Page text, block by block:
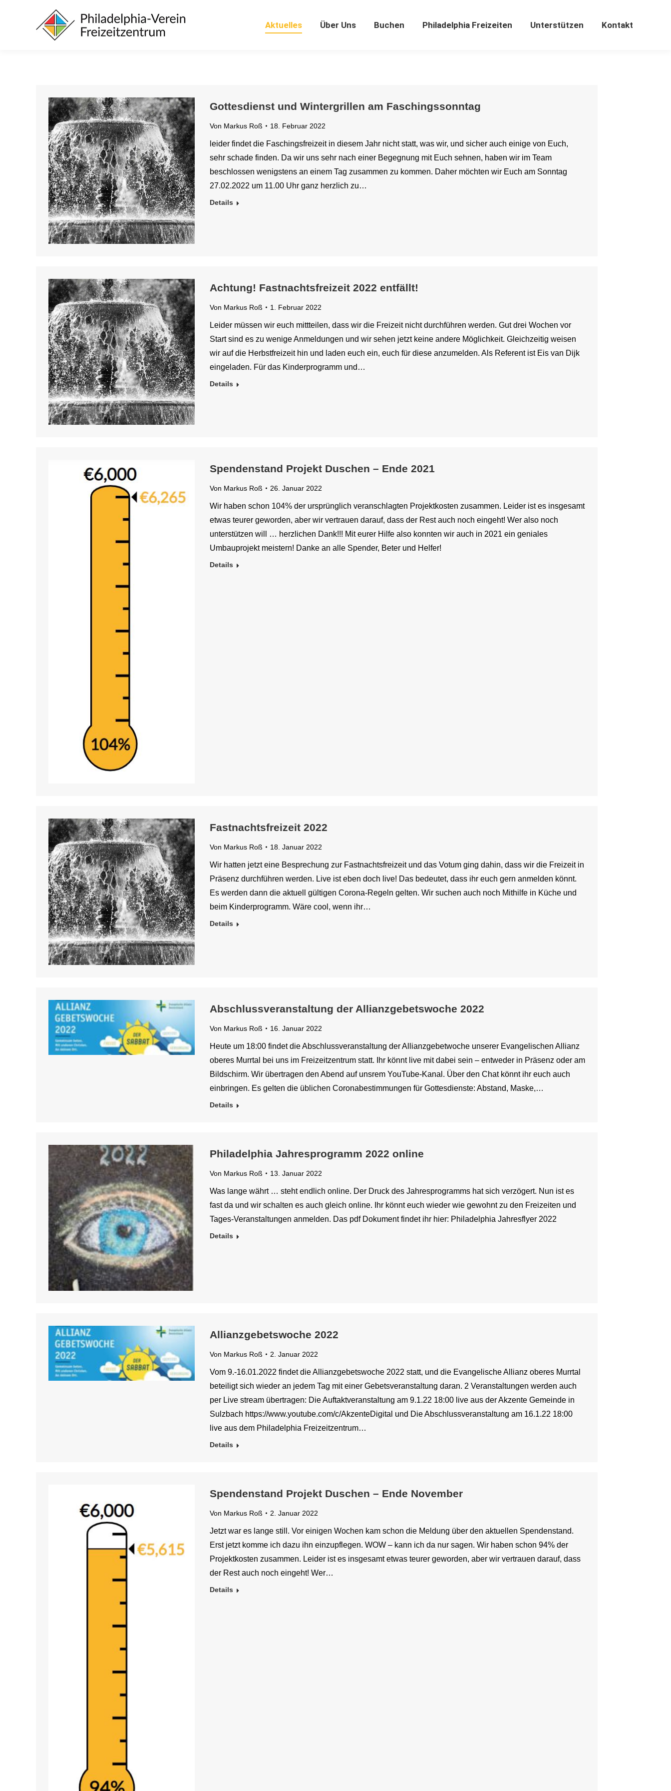
Aktuelles Über Uns Buchen Philadelphia Freizeiten Unterstützen Kontakt
Gottesdienst und Wintergrillen am Faschingssonntag
Von Markus Roß 18. Februar 2022
leider findet die Faschingsfreizeit in diesem Jahr nicht statt, was wir, und sicher auch einige von Euch,
sehr schade finden. Da wir uns sehr nach einer Begegnung mit Euch sehnen, haben wir im Team
beschlossen wenigstens an einem Tag zusammen zu kommen. Daher möchten wir Euch am Sonntag
27.02.2022 um 11.00 Uhr ganz herzlich zu…
Details
Achtung! Fastnachtsfreizeit 2022 entfällt!
Von Markus Roß 1. Februar 2022
Leider müssen wir euch mittteilen, dass wir die Freizeit nicht durchführen werden. Gut drei Wochen vor
Start sind es zu wenige Anmeldungen und wir sehen jetzt keine andere Möglichkeit. Gleichzeitig weisen
wir auf die Herbstfreizeit hin und laden euch ein, euch für diese anzumelden. Als Referent ist Eis van Dijk
eingeladen. Für das Kinderprogramm und…
Details
Spendenstand Projekt Duschen – Ende 2021
Von Markus Roß 26. Januar 2022
Wir haben schon 104% der ursprünglich veranschlagten Projektkosten zusammen. Leider ist es insgesamt
etwas teurer geworden, aber wir vertrauen darauf, dass der Rest auch noch eingeht! Wer also noch
unterstützen will … herzlichen Dank!!! Mit eurer Hilfe also konnten wir auch in 2021 ein geniales
Umbauprojekt meistern! Danke an alle Spender, Beter und Helfer!
Details
Fastnachtsfreizeit 2022
Von Markus Roß 18. Januar 2022
Wir hatten jetzt eine Besprechung zur Fastnachtsfreizeit und das Votum ging dahin, dass wir die Freizeit in
Präsenz durchführen werden. Live ist eben doch live! Das bedeutet, dass ihr euch gern anmelden könnt.
Es werden dann die aktuell gültigen Corona-Regeln gelten. Wir suchen auch noch Mithilfe in Küche und
beim Kinderprogramm. Wäre cool, wenn ihr…
Details
Abschlussveranstaltung der Allianzgebetswoche 2022
Von Markus Roß 16. Januar 2022
Heute um 18:00 findet die Abschlussveranstaltung der Allianzgebetwoche unserer Evangelischen Allianz
oberes Murrtal bei uns im Freizeitzentrum statt. Ihr könnt live mit dabei sein – entweder in Präsenz oder am
Bildschirm. Wir übertragen den Abend auf unsrem YouTube-Kanal. Über den Chat könnt ihr euch auch
einbringen. Es gelten die üblichen Coronabestimmungen für Gottesdienste: Abstand, Maske,…
Details
Philadelphia Jahresprogramm 2022 online
Von Markus Roß 13. Januar 2022
Was lange währt … steht endlich online. Der Druck des Jahresprogramms hat sich verzögert. Nun ist es
fast da und wir schalten es auch gleich online. Ihr könnt euch wieder wie gewohnt zu den Freizeiten und
Tages-Veranstaltungen anmelden. Das pdf Dokument findet ihr hier: Philadelphia Jahresflyer 2022
Details
Allianzgebetswoche 2022
Von Markus Roß 2. Januar 2022
Vom 9.-16.01.2022 findet die Allianzgebetswoche 2022 statt, und die Evangelische Allianz oberes Murrtal
beteiligt sich wieder an jedem Tag mit einer Gebetsveranstaltung daran. 2 Veranstaltungen werden auch
per Live stream übertragen: Die Auftaktveranstaltung am 9.1.22 18:00 live aus der Akzente Gemeinde in
Sulzbach https://www.youtube.com/c/AkzenteDigital und Die Abschlussveranstaltung am 16.1.22 18:00
live aus dem Philadelphia Freizeitzentrum…
Details
Spendenstand Projekt Duschen – Ende November
Von Markus Roß 2. Januar 2022
Jetzt war es lange still. Vor einigen Wochen kam schon die Meldung über den aktuellen Spendenstand.
Erst jetzt komme ich dazu ihn einzupflegen. WOW – kann ich da nur sagen. Wir haben schon 94% der
Projektkosten zusammen. Leider ist es insgesamt etwas teurer geworden, aber wir vertrauen darauf, dass
der Rest auch noch eingeht! Wer…
Details